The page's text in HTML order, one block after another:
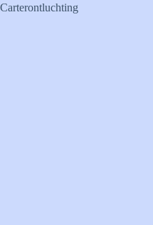
Carterontluchting